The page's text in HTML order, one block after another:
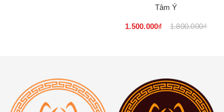
Tâm Ý
1.500.000₫ 1.800.000₫